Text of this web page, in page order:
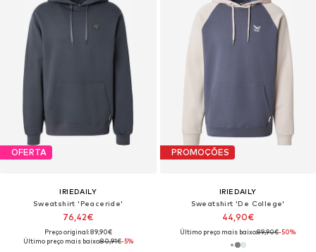
OFERTA
IRIEDAILY
Sweatshirt 'Peaceride'
76,42€
Preço original: 89,90€
Último preço mais baixo:80,91€-5%
PROMOÇÕES
IRIEDAILY
Sweatshirt 'De College'
44,90€
Último preço mais baixo:89,90€-50%